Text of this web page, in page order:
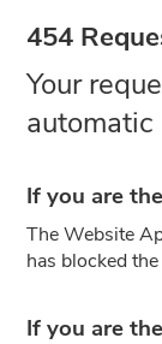
454
Your
automatic
If you are
The Website
has blocked
If you are